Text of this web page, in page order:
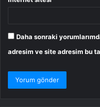
Daha sonraki
adresim ve site adresim bu